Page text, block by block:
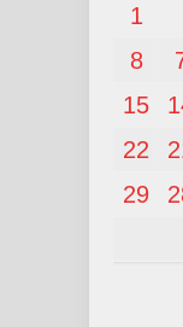
1
8
15
22
29